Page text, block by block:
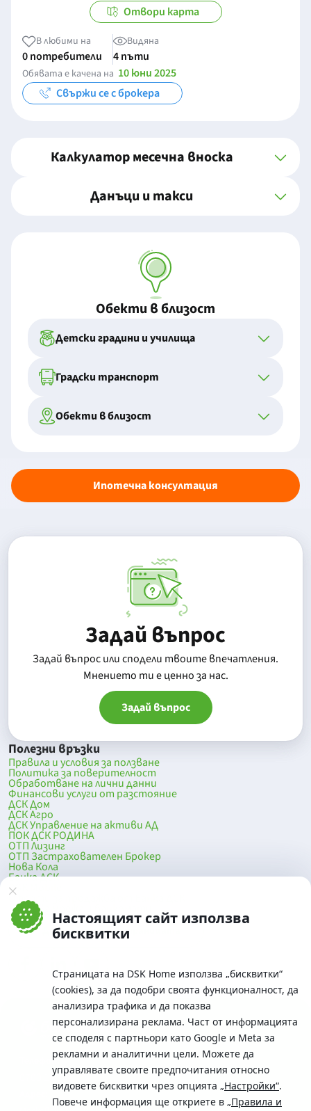
Настоящият сайт използва
бисквитки
Страницата на DSK Home използва „бисквитки“
(cookies), за да подобри своята функционалност, да
анализира трафика и да показва
персонализирана реклама. Част от информацията
се споделя с партньори като Google и Meta за
рекламни и аналитични цели. Можете да
управлявате своите предпочитания относно
видовете бисквитки чрез опцията „Настройки“.
Повече информация ще откриете в „Правила и
Отвори карта
В любими на
0 потребители
Видяна
4 пъти
Обявата е качена на 10 юни 2025
Свържи се с брокера
Калкулатор месечна вноска
Данъци и такси
Обекти в близост
Детски градини и училища
Градски транспорт
Обекти в близост
Ипотечна консултация
Задай въпрос
Задай въпрос или сподели твоите впечатления.
Mнението ти е ценно за нас.
Задай въпрос
Полезни връзки
Правила и условия за ползване
Политика за поверителност
Обработване на лични данни
Финансови услуги от разстояние
ДСК Дом
ДСК Агро
ДСК Управление на активи АД
ПОК ДСК РОДИНА
ОТП Лизинг
ОТП Застрахователен Брокер
Нова Кола
Банка ДСК
DSK Mobile
Оферти за продажба от Банка ДСК
Клонова мрежа и банкомати
До началото на страницата
Телефон:
0700 10 375 / *2375